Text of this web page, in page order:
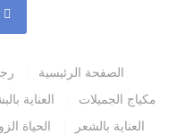
الصفحة الرئيسية
مكياج الجميلات
العناية
العناية بالشعر
الحياة